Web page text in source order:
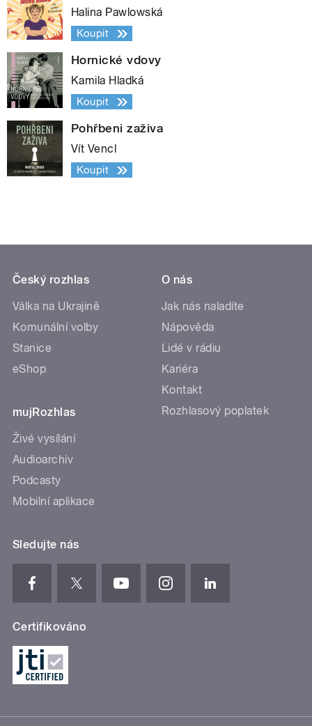
Halina Pawlowská
Koupit
Hornické vdovy
Kamila Hladká
Koupit
Pohřbeni zaživa
Vít Vencl
Koupit
Český rozhlas
Válka na Ukrajině
Komunální volby
Stanice
eShop
mujRozhlas
Živé vysílání
Audioarchiv
Podcasty
Mobilní aplikace
O nás
Jak nás naladíte
Nápověda
Lidé v rádiu
Kariéra
Kontakt
Rozhlasový poplatek
Sledujte nás
Certifikováno